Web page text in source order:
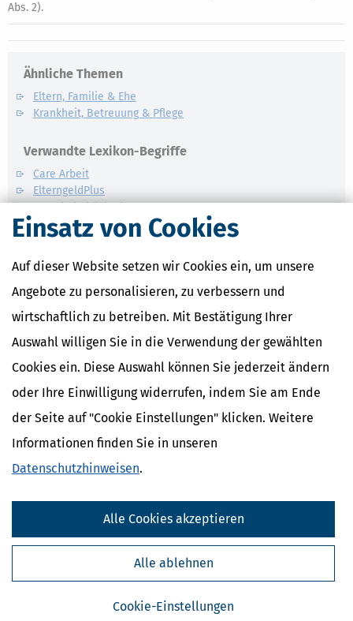
Einsatz von Cookies
Auf dieser Website setzen wir Cookies ein, um unsere
Angebote zu personalisieren, zu verbessern und
wirtschaftlich zu betreiben. Mit Bestätigung Ihrer
Auswahl willigen Sie in die Verwendung der gewählten
Cookies ein. Diese Auswahl können Sie jederzeit ändern
oder Ihre Einwilligung widerrufen, indem Sie am Ende
der Seite auf "Cookie Einstellungen" klicken. Weitere
Informationen finden Sie in unseren
Datenschutzhinweisen.
Cookie-Einstellungen
Alle ablehnen
Alle Cookies akzeptieren
Abs. 2).
Ähnliche Themen
Eltern, Familie & Ehe
Krankheit, Betreuung & Pflege
Verwandte Lexikon-Begriffe
Care Arbeit
ElterngeldPlus
Unterhaltshöchstbetrag
Kindesunterhalt
Auslandskinder
Kostenlose Steuertipps & News
Steuertipps
Steuertipps Selbstständige
Geldtipps
von Steuertipps abonnieren. Die